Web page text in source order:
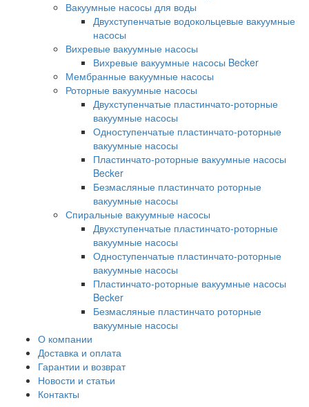
Вакуумные насосы для воды
Двухступенчатые водокольцевые вакуумные
насосы
Вихревые вакуумные насосы
Вихревые вакуумные насосы Becker
Мембранные вакуумные насосы
Роторные вакуумные насосы
Двухступенчатые пластинчато-роторные
вакуумные насосы
Одноступенчатые пластинчато-роторные
вакуумные насосы
Пластинчато-роторные вакуумные насосы
Becker
Безмасляные пластинчато роторные
вакуумные насосы
Спиральные вакуумные насосы
Двухступенчатые пластинчато-роторные
вакуумные насосы
Одноступенчатые пластинчато-роторные
вакуумные насосы
Пластинчато-роторные вакуумные насосы
Becker
Безмасляные пластинчато роторные
вакуумные насосы
О компании
Доставка и оплата
Гарантии и возврат
Новости и статьи
Контакты